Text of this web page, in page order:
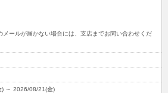
メールが届かない場合には、支店までお問い合わせくだ
～ 2026/08/21(金)